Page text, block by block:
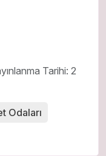
Tarihi: 2
Odaları